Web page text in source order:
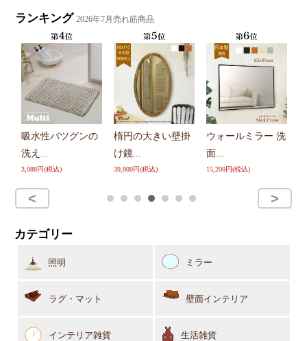
ランキング2026年7月売れ筋商品
吸水性バツグンの
洗え...
3,088円(税込)
楕円の大きい壁掛
け鏡...
39,800円(税込)
ウォールミラー 洗
面...
15,200円(税込)
カテゴリー
照明 ミラー
ラグ・マット 壁面インテリア
インテリア雑貨 生活雑貨